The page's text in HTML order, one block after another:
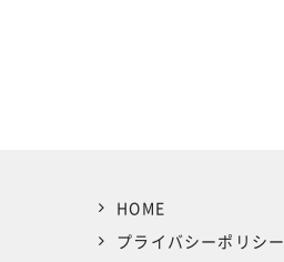
HOME
プライバシーポリシー